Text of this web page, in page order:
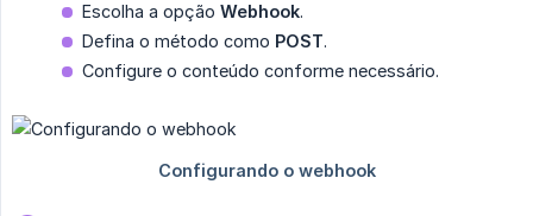
Escolha a opção Webhook.
Defina o método como POST.
Configure o conteúdo conforme necessário.